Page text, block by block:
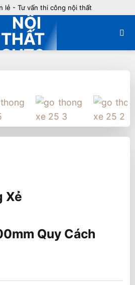
lẻ - Tư vấn thi công nội thất
Xẻ
Quy Cách